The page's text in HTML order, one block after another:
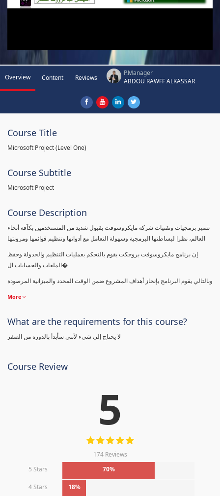
Overview Content Reviews
P.Manager
ABDOU RAWFF ALKASSAR
Course Title
Microsoft Project (Level One)
Course Subtitle
Microsoft Project
Course Description
تتميز برمجيات وتقنيات شركة مايكروسوفت بقبول شديد من المستخدمين بكآفة أنحاء
إن برنامج مايكروسوفت بروجكت يقوم بالتحكم بعمليات التنظيم والجدولة وحفظ
الملفات والحسابات ال�
وبالتالي يقوم البرنامج بإنجاز أهداف المشروع ضمن الوقت المحدد والميزانية المرصودة
More
What are the requirements for this course?
لا يحتاج إلى شيء لأنني سأبدأ بالدورة من الصفر
Course Review
5
174 Reviews
5 Stars
70%
4 Stars 18%